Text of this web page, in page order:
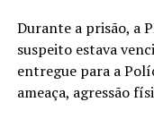
Durante a prisão, a
suspeito estava
entregue para a
ameaça, agressão